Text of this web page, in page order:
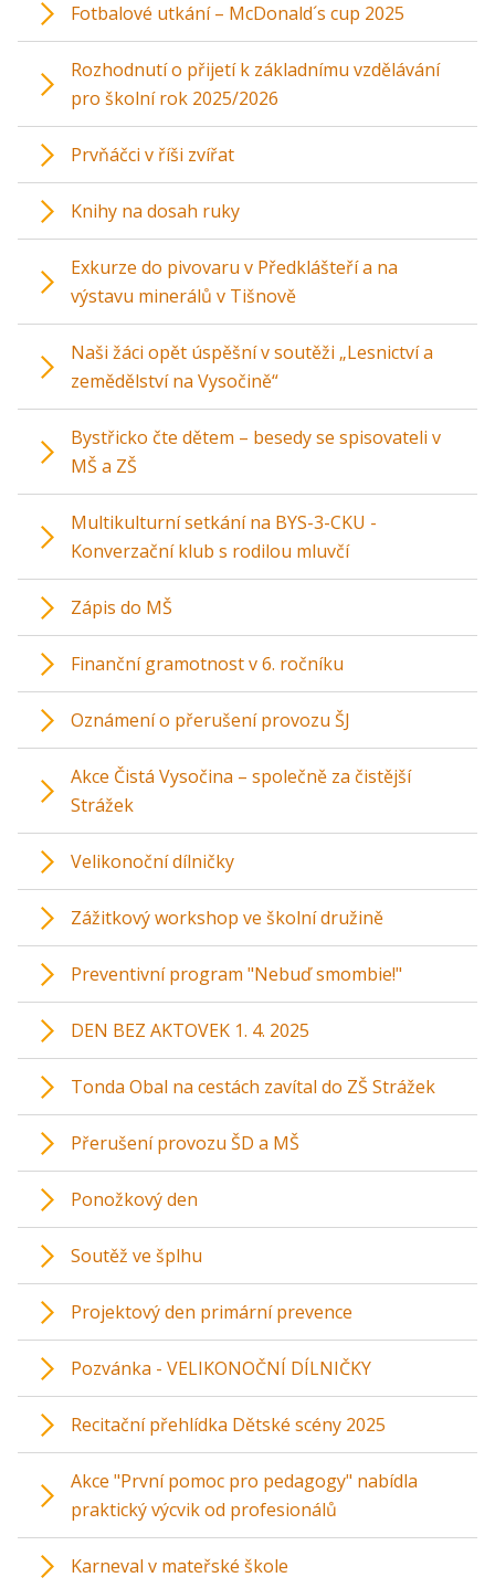
Fotbalové utkání – McDonald´s cup 2025
Rozhodnutí o přijetí k základnímu vzdělávání
pro školní rok 2025/2026
Prvňáčci v říši zvířat
Knihy na dosah ruky
Exkurze do pivovaru v Předklášteří a na
výstavu minerálů v Tišnově
Naši žáci opět úspěšní v soutěži „Lesnictví a
zemědělství na Vysočině“
Bystřicko čte dětem – besedy se spisovateli v
MŠ a ZŠ
Multikulturní setkání na BYS-3-CKU -
Konverzační klub s rodilou mluvčí
Zápis do MŠ
Finanční gramotnost v 6. ročníku
Oznámení o přerušení provozu ŠJ
Akce Čistá Vysočina – společně za čistější
Strážek
Velikonoční dílničky
Zážitkový workshop ve školní družině
Preventivní program "Nebuď smombie!"
DEN BEZ AKTOVEK 1. 4. 2025
Tonda Obal na cestách zavítal do ZŠ Strážek
Přerušení provozu ŠD a MŠ
Ponožkový den
Soutěž ve šplhu
Projektový den primární prevence
Pozvánka - VELIKONOČNÍ DÍLNIČKY
Recitační přehlídka Dětské scény 2025
Akce "První pomoc pro pedagogy" nabídla
praktický výcvik od profesionálů
Karneval v mateřské škole